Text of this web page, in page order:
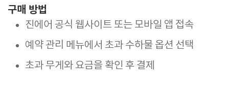
구매 방법
진에어 공식 웹사이트 또는 모바일 앱 접속
예약 관리 메뉴에서 초과 수하물 옵션 선택
초과 무게와 요금을 확인 후 결제